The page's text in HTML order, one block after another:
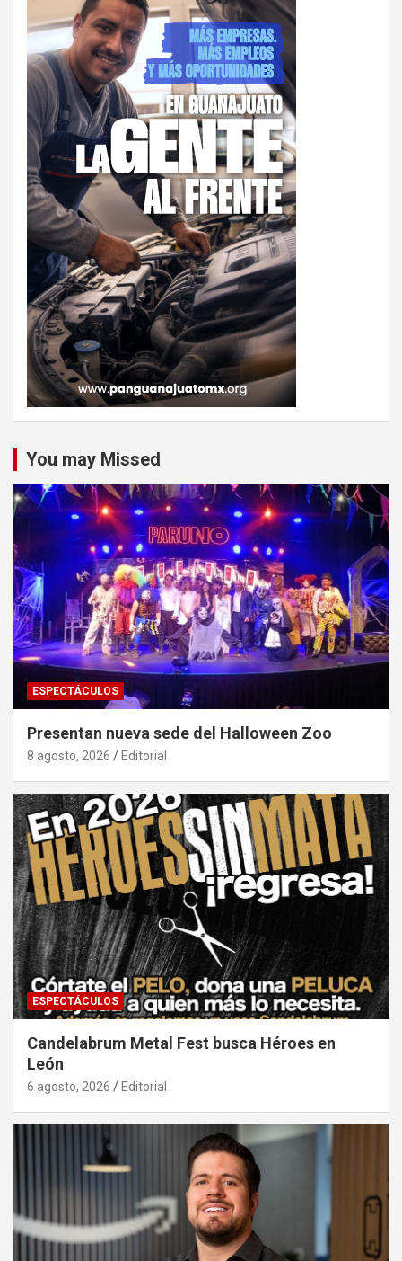
You may Missed
ESPECTÁCULOS
Presentan nueva sede del Halloween Zoo
8 agosto, 2026 Editorial
ESPECTÁCULOS
Candelabrum Metal Fest busca Héroes en
León
6 agosto, 2026 Editorial